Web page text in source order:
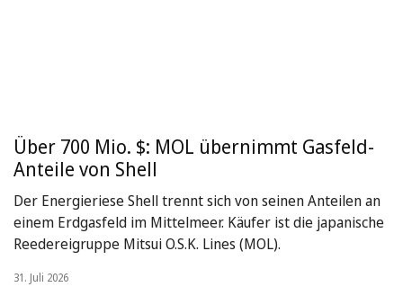
Über 700 Mio. $: MOL übernimmt Gasfeld-
Anteile von Shell
Der Energieriese Shell trennt sich von seinen Anteilen an
einem Erdgasfeld im Mittelmeer. Käufer ist die japanische
Reedereigruppe Mitsui O.S.K. Lines (MOL).
31. Juli 2026